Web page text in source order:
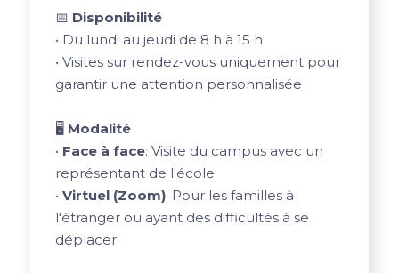
📅 Disponibilité
• Du lundi au jeudi de 8 h à 15 h
• Visites sur rendez-vous uniquement pour
garantir une attention personnalisée
🖥️ Modalité
• Face à face: Visite du campus avec un
représentant de l'école
• Virtuel (Zoom): Pour les familles à
l'étranger ou ayant des difficultés à se
déplacer.